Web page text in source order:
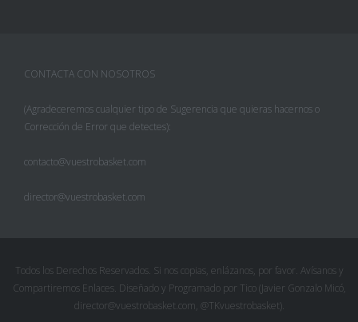
CONTACTA CON NOSOTROS
(Agradeceremos cualquier tipo de Sugerencia que quieras hacernos o
Corrección de Error que detectes):
contacto@vuestrobasket.com
director@vuestrobasket.com
Todos los Derechos Reservados. Si nos copias, enlázanos, por favor. Avísanos y
Compartiremos Enlaces. Diseñado y Programado por Tico (Javier Gonzalo Micó,
director@vuestrobasket.com, @TKvuestrobasket).